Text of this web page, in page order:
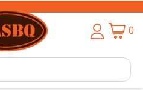
0